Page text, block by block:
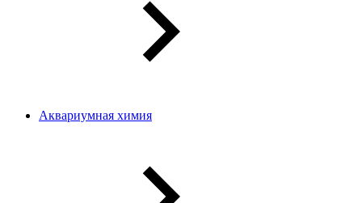
Аквариумная химия